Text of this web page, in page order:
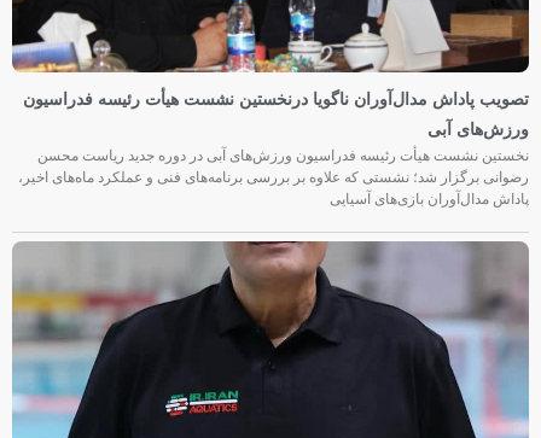
تصویب پاداش مدال‌آوران ناگویا درنخستین نشست هیأت رئیسه فدراسیون
ورزش‌های آبی
نخستین نشست هیأت رئیسه فدراسیون ورزش‌های آبی در دوره جدید ریاست محسن
رضوانی برگزار شد؛ نشستی که علاوه بر بررسی برنامه‌های فنی و عملکرد ماه‌های اخیر،
پاداش مدال‌آوران بازی‌های آسیایی